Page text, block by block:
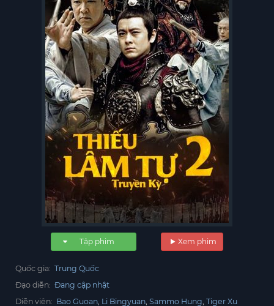
Xem phim
Tập phim
Quốc gia: Trung Quốc
Đạo diễn: Đang cập nhật
Diễn viên: Bao Guoan Li Bingyuan Sammo Hung Tiger Xu